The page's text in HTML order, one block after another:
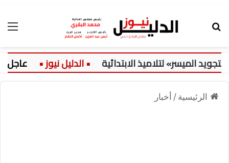
الميسر» لتلاميذ الابتدائية عاجل:
الرئيسية / أخبار